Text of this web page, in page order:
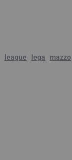
league lega mazzo